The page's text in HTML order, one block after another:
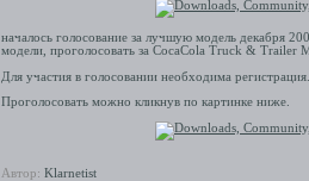
началось голосование за лучшую модель декабря
модели, проголосовать за CocaCola Truck & Trailer
Для участия в голосовании необходима регистрация.
Проголосовать можно кликнув по картинке ниже.
Автор: Klarnetist